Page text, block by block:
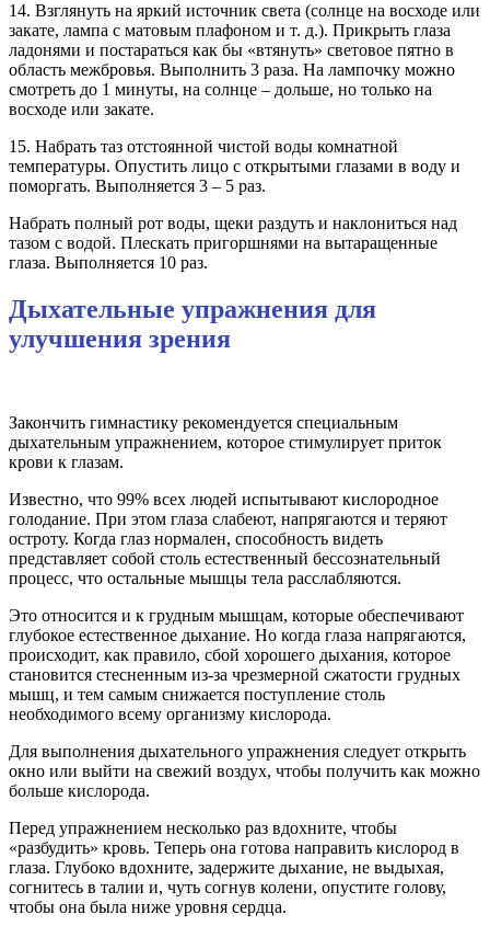
14. Взглянуть на яркий источник света (солнце на восходе или
закате, лампа с матовым плафоном и т. д.). Прикрыть глаза
ладонями и постараться как бы «втянуть» световое пятно в
область межбровья. Выполнить 3 раза. На лампочку можно
смотреть до 1 минуты, на солнце – дольше, но только на
восходе или закате.
15. Набрать таз отстоянной чистой воды комнатной
температуры. Опустить лицо с открытыми глазами в воду и
поморгать. Выполняется 3 – 5 раз.
Набрать полный рот воды, щеки раздуть и наклониться над
тазом с водой. Плескать пригоршнями на вытаращенные
глаза. Выполняется 10 раз.
Дыхательные упражнения для
улучшения зрения
Закончить гимнастику рекомендуется специальным
дыхательным упражнением, которое стимулирует приток
крови к глазам.
Известно, что 99% всех людей испытывают кислородное
голодание. При этом глаза слабеют, напрягаются и теряют
остроту. Когда глаз нормален, способность видеть
представляет собой столь естественный бессознательный
процесс, что остальные мышцы тела расслабляются.
Это относится и к грудным мышцам, которые обеспечивают
глубокое естественное дыхание. Но когда глаза напрягаются,
происходит, как правило, сбой хорошего дыхания, которое
становится стесненным из-за чрезмерной сжатости грудных
мышц, и тем самым снижается поступление столь
необходимого всему организму кислорода.
Для выполнения дыхательного упражнения следует открыть
окно или выйти на свежий воздух, чтобы получить как можно
больше кислорода.
Перед упражнением несколько раз вдохните, чтобы
«разбудить» кровь. Теперь она готова направить кислород в
глаза. Глубоко вдохните, задержите дыхание, не выдыхая,
согнитесь в талии и, чуть согнув колени, опустите голову,
чтобы она была ниже уровня сердца.